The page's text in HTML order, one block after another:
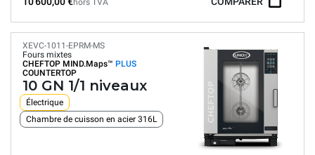
hors TVA
XEVC-1011-EPRM-MS
Fours mixtes
CHEFTOP MIND.Maps™ PLUS
COUNTERTOP
10 GN 1/1 niveaux
Électrique
Chambre de cuisson en acier 316L